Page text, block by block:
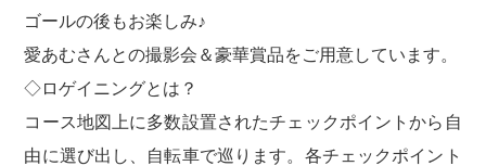
ゴールの後もお楽しみ♪
愛あむさんとの撮影会＆豪華賞品をご用意しています。
◇ロゲイニングとは？
コース地図上に多数設置されたチェックポイントから自
由に選び出し、自転車で巡ります。各チェックポイント